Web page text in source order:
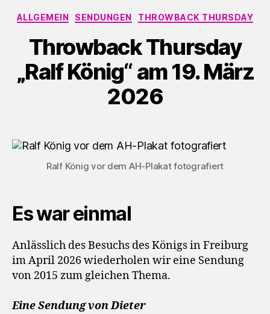
P
e
Kategorien
ALLGEMEIN SENDUNGEN THROWBACK THURSDAY
Throwback Thursday
„Ralf König“ am 19. März
2026
Ralf König vor dem AH-Plakat fotografiert
Es war einmal
Anlässlich des Besuchs des Königs in Freiburg
im April 2026 wiederholen wir eine Sendung
von 2015 zum gleichen Thema.
Eine Sendung von Dieter